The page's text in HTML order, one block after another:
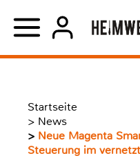
Startseite
> News
> Neue Magenta
Steuerung im